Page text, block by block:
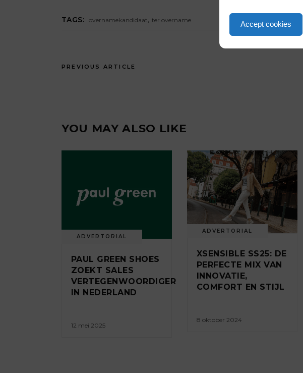
Accept cookies
TAGS: overnamekandidaat,ter overname
PREVIOUS ARTICLE
YOU MAY ALSO LIKE
ADVERTORIAL
PAUL GREEN SHOES
ZOEKT SALES
VERTEGENWOORDIGER
IN NEDERLAND
12 mei 2025
ADVERTORIAL
XSENSIBLE SS25: DE
PERFECTE MIX VAN
INNOVATIE,
COMFORT EN STIJL
8 oktober 2024